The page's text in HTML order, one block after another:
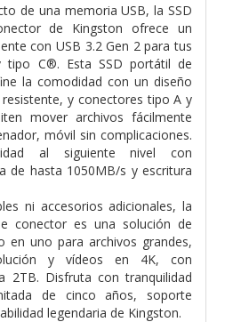
de una memoria USB, la SSD
de Kingston ofrece un
con USB 3.2 Gen 2 para tus
tipo C®. Esta SSD portátil de
la comodidad con un diseño
y conectores tipo A y
mover archivos fácilmente
móvil sin complicaciones.
al siguiente nivel con
de hasta 1050MB/s y escritura
ni accesorios adicionales, la
conector es una solución de
en uno para archivos grandes,
y vídeos en 4K, con
2TB. Disfruta con tranquilidad
de cinco años, soporte
legendaria de Kingston.